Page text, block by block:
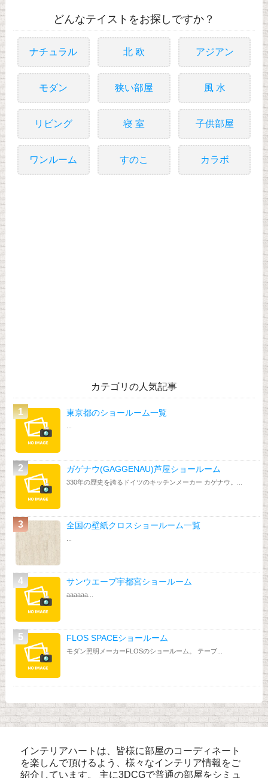
どんなテイストをお探しですか？
ナチュラル 北 欧 アジアン
モダン 狭い部屋 風 水
リビング 寝 室 子供部屋
ワンルーム すのこ カラボ
カテゴリの人気記事
東京都のショールーム一覧
ガゲナウ(GAGGENAU)芦屋ショールーム
330年の歴史を誇るドイツのキッチンメーカー カゲナウ。...
全国の壁紙クロスショールーム一覧
サンウエーブ宇都宮ショールーム
aaaaaa...
FLOS SPACEショールーム
モダン照明メーカーFLOSのショールーム。 テーブ...
インテリアハートは、皆様に部屋のコーディネート
を楽しんで頂けるよう、様々なインテリア情報をご
紹介しています。 主に3DCGで普通の部屋をシミュ